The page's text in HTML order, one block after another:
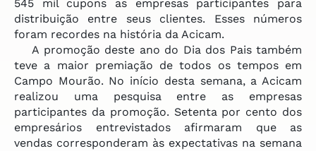
545 mil cupons as empresas participantes para
distribuição entre seus clientes. Esses números
foram recordes na história da Acicam.
A promoção deste ano do Dia dos Pais também
teve a maior premiação de todos os tempos em
Campo Mourão. No início desta semana, a Acicam
realizou uma pesquisa entre as empresas
participantes da promoção. Setenta por cento dos
empresários entrevistados afirmaram que as
vendas corresponderam às expectativas na semana